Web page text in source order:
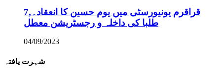
قراقرم یونیورسٹی میں یوم حسین کا انعقاد۔,7
طلبا کی داخلہ و رجسٹریشن معطل
04/09/2023
شہرت یافتہ